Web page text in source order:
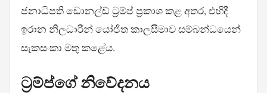
ජනාධිපති ඩොනල්ඩ් ට්‍රම්ප් ප්‍රකාශ කළ අතර, එහිදී
ඉරාන නිලධාරීන් යෝජිත කාලසීමාව සම්බන්ධයෙන්
සැකසංකා මතු කළේය.
ට්‍රම්ප්ගේ නිවේදනය